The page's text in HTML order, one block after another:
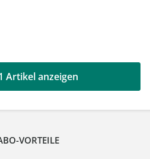
Artikel anzeigen
VORTEILE